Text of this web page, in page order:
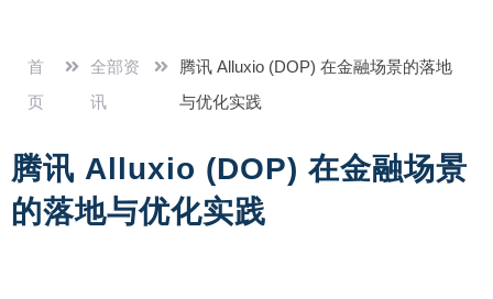
首
页
全部资
讯
腾讯 Alluxio (DOP) 在金融场景的落地
与优化实践
腾讯 Alluxio (DOP) 在金融场景
的落地与优化实践